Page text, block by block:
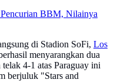
BBM, Nilainya
di Stadion SoFi, Los
menyarangkan dua
4-1 atas Paraguay ini
berjuluk "Stars and